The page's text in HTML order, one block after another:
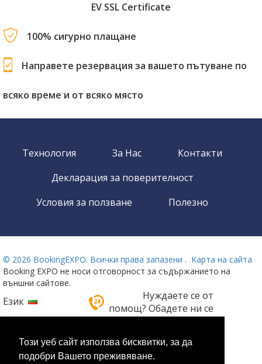
Този уеб сайт използва бисквитки, за да
подобри Вашето преживяване.
EV SSL Certificate
100% сигурно плащане
Направете резервация за вашето пътуване по
всяко време и от всяко място
Технология За Нас
Контакти
Декларация за поверителност
Условия за ползване
Полезно
© 2026 BookingEXPO. Всички права запазени . Карта на сайта
Booking EXPO не носи отговорност за съдържанието на
външни сайтове.
Език
Нуждаете се от
помощ? Обадете ни се
+359 2 437 33 42